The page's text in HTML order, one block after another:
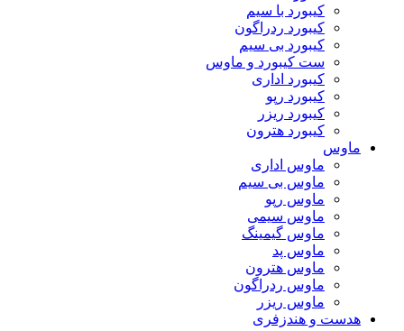
کیبورد با سیم
کیبورد ردراگون
کیبورد بی سیم
ست کیبورد و ماوس
کیبورد اداری
کیبورد رپو
کیبورد ریزر
کیبورد هترون
ماوس
ماوس اداری
ماوس بی سیم
ماوس رپو
ماوس سیمی
ماوس گیمینگ
ماوس پد
ماوس هترون
ماوس ردراگون
ماوس ریزر
هدست و هندزفری